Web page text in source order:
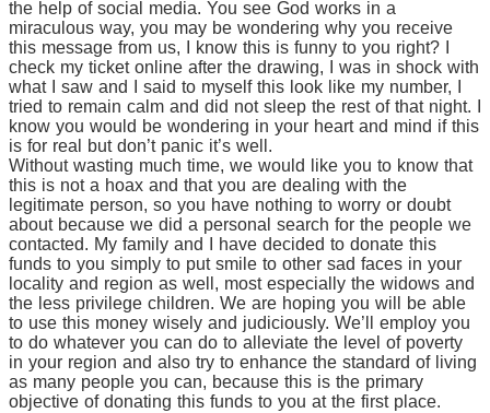
the help of social media. You see God works in a
miraculous way, you may be wondering why you receive
this message from us, I know this is funny to you right? I
check my ticket online after the drawing, I was in shock with
what I saw and I said to myself this look like my number, I
tried to remain calm and did not sleep the rest of that night. I
know you would be wondering in your heart and mind if this
is for real but don’t panic it’s well.
Without wasting much time, we would like you to know that
this is not a hoax and that you are dealing with the
legitimate person, so you have nothing to worry or doubt
about because we did a personal search for the people we
contacted. My family and I have decided to donate this
funds to you simply to put smile to other sad faces in your
locality and region as well, most especially the widows and
the less privilege children. We are hoping you will be able
to use this money wisely and judiciously. We’ll employ you
to do whatever you can do to alleviate the level of poverty
in your region and also try to enhance the standard of living
as many people you can, because this is the primary
objective of donating this funds to you at the first place.